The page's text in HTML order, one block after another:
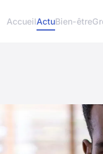
AccueilActuBien-être